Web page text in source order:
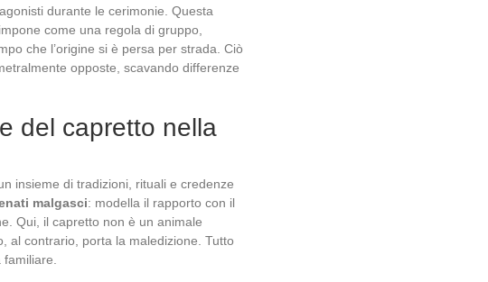
durante le cerimonie. Questa
come una regola di gruppo,
che l’origine si è persa per strada. Ciò
opposte, scavando differenze
del capretto nella
insieme di tradizioni, rituali e credenze
malgasci: modella il rapporto con il
Qui, il capretto non è un animale
al contrario, porta la maledizione. Tutto